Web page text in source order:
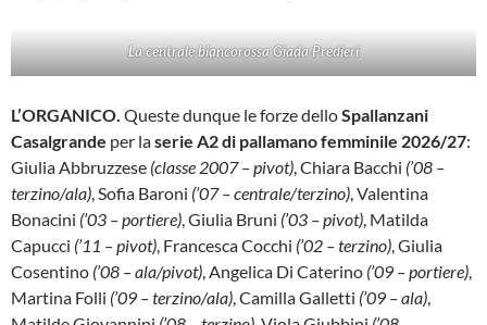
La centrale biancorossa Giada Predieri
L’ORGANICO. Queste dunque le forze delloSpallanzani
Casalgrande per laserie A2 di pallamano femminile 2026/27:
Giulia Abbruzzese (classe 2007 – pivot), Chiara Bacchi (’08 –
terzino/ala), Sofia Baroni (’07 – centrale/terzino), Valentina
Bonacini (’03 – portiere), Giulia Bruni (’03 – pivot), Matilda
Capucci (’11 – pivot), Francesca Cocchi (’02 – terzino), Giulia
Cosentino (’08 – ala/pivot), Angelica Di Caterino (’09 – portiere),
Martina Folli (’09 – terzino/ala), Camilla Galletti (’09 – ala),